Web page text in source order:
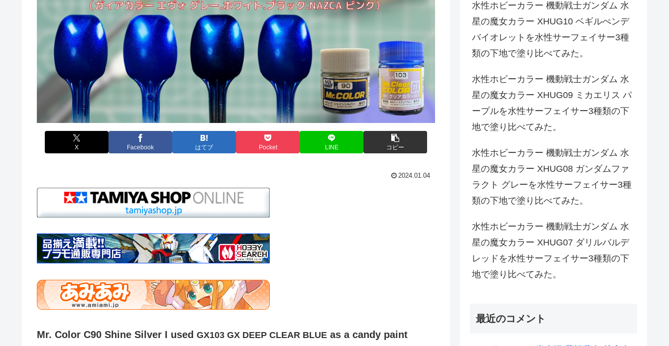
X Facebook はてブ Pocket LINE コピー
2024.01.04
Mr. Color C90 Shine Silver I used GX103 GX DEEP CLEAR BLUE as a candy paint
水性ホビーカラー 機動戦士ガンダム 水
星の魔女カラー XHUG10 ベギルぺンデ
バイオレットを水性サーフェイサー3種
類の下地で塗り比べてみた。
水性ホビーカラー 機動戦士ガンダム 水
星の魔女カラー XHUG09 ミカエリス パ
ープルを水性サーフェイサー3種類の下
地で塗り比べてみた。
水性ホビーカラー 機動戦士ガンダム 水
星の魔女カラー XHUG08 ガンダムファ
ラクト グレーを水性サーフェイサー3種
類の下地で塗り比べてみた。
水性ホビーカラー 機動戦士ガンダム 水
星の魔女カラー XHUG07 ダリルバルデ
レッドを水性サーフェイサー3種類の下
地で塗り比べてみた。
最近のコメント